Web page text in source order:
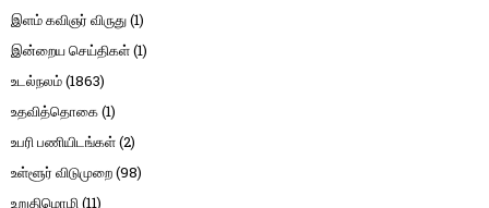
இளம் கவிஞர் விருது(1)
இன்றைய செய்திகள்(1)
உடல்நலம்(1863)
உதவித்தொகை(1)
உபரி பணியிடங்கள்(2)
உள்ளூர் விடுமுறை(98)
உறுதிமொழி(11)